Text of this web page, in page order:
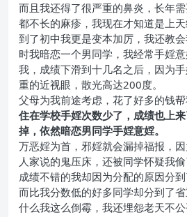
而且我还得了很严重的鼻炎，长年
都不长的麻疹，我现在才知道是上天
到了初中我更是变本加厉，我还教
时我暗恋一个男同学，我经常手婬
我，成绩下滑到十几名之后，因为
重的近视眼，散光高达200度。
父母为我前途考虑，花了好多的钱帮
住在学校手婬次数少了，成绩也上
掉，依然暗恋男同学手婬意婬。
万恶婬为首，邪婬就会漏掉福报，
人家说的鬼压床，还被同学怀疑我
成绩不错的我却因为分配的原因分
而比我分数低的好多同学却分到了
什么我这么倒霉，我还埋怨老天不